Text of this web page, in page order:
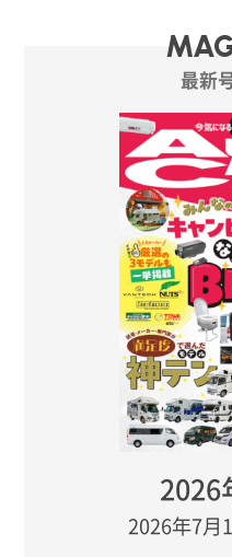
最新
2026
2026年7月